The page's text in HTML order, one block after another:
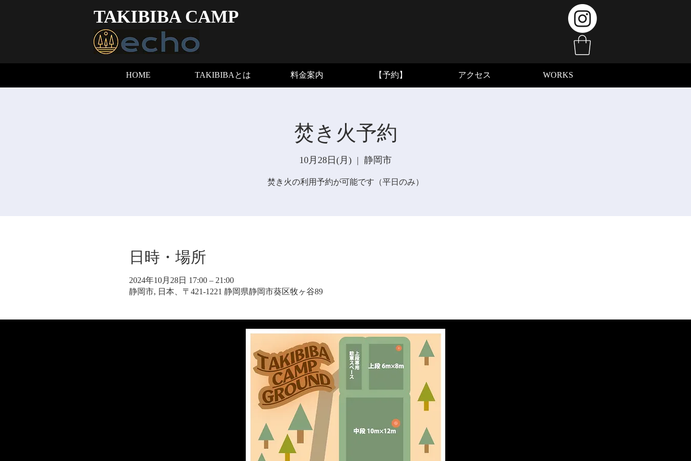
TAKIBIBA CAMP
HOME TAKIBIBAとは 料金案内 【予約】 アクセス WORKS
焚き火予約
10月28日(月)
  |
静岡市
焚き火の利用予約が可能です（平日のみ）
日時・場所
2024年10月28日 17:00 – 21:00
静岡市, 日本、〒421-1221 静岡県静岡市葵区牧ヶ谷89